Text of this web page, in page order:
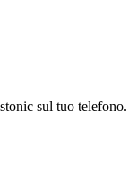
sul tuo telefono.